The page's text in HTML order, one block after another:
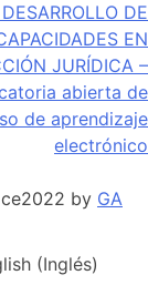
DE
EN
JURÍDICA –
abierta de
de aprendizaje
electrónico
by GA
(Inglés)